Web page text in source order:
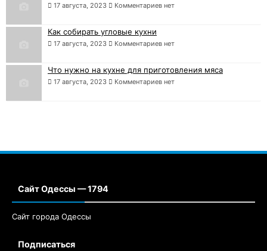
17 августа, 2023 Комментариев нет
Как собирать угловые кухни
17 августа, 2023 Комментариев нет
Что нужно на кухне для приготовления мяса
17 августа, 2023 Комментариев нет
Сайт Одессы — 1794
Сайт города Одессы
Подписаться